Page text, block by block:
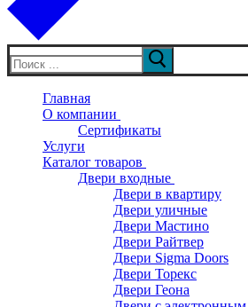
Искать:
Главная
О компании
Сертификаты
Услуги
Каталог товаров
Двери входные
Двери в квартиру
Двери уличные
Двери Мастино
Двери Райтвер
Двери Sigma Doors
Двери Торекс
Двери Геона